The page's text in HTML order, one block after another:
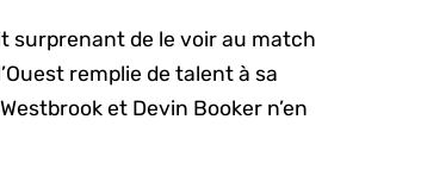
surprenant de le voir au match
remplie de talent à sa
et Devin Booker n’en